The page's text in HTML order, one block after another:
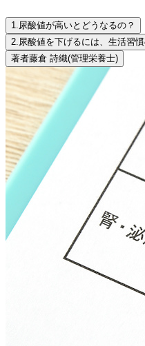
1.尿酸値が高いとどうなるの？
2.尿酸値を下げるには、生活習
著者藤倉 詩織(管理栄養士)